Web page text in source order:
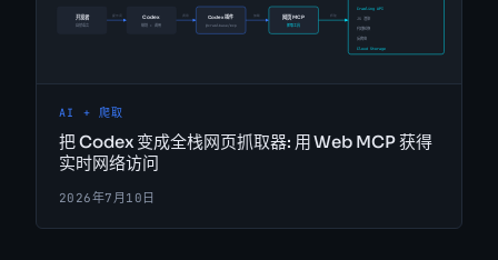
AI + 爬取
把 Codex 变成全栈网页抓取器: 用 Web MCP 获得
实时网络访问
2026年7月10日